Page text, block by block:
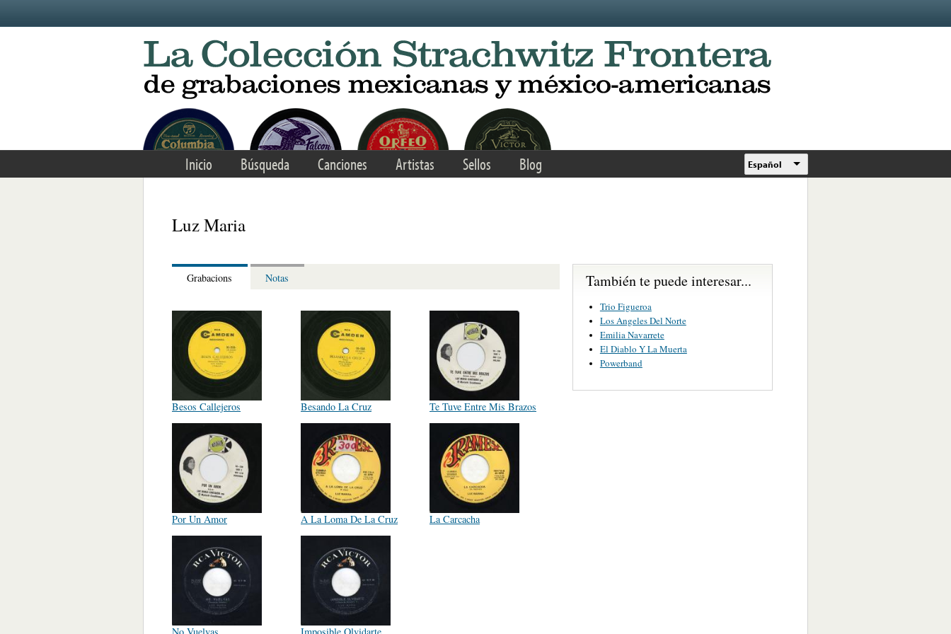
Inicio Búsqueda Canciones Artistas Sellos Blog Español
Luz Maria
Grabacions Notas
Besos Callejeros Besando La Cruz Te Tuve Entre Mis Brazos
Por Un Amor A La Loma De La Cruz La Carcacha
También te puede interesar...
Trio Figueroa
Los Angeles Del Norte
Emilia Navarrete
El Diablo Y La Muerta
Powerband